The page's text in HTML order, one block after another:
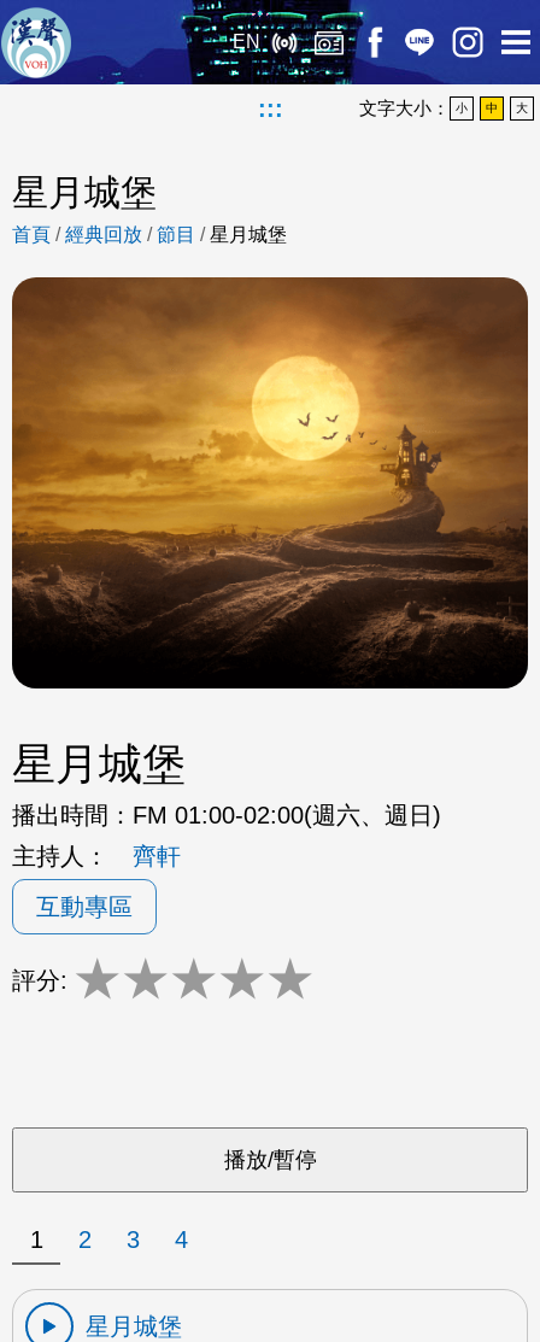
EN
::: 文字大小： 小 中 大
星月城堡
首頁 /經典回放 /節目 /星月城堡
星月城堡
播出時間： FM 01:00-02:00(週六、週日)
主持人：
齊軒
互動專區
評分: ★★★★★
1 2 3 4
星月城堡